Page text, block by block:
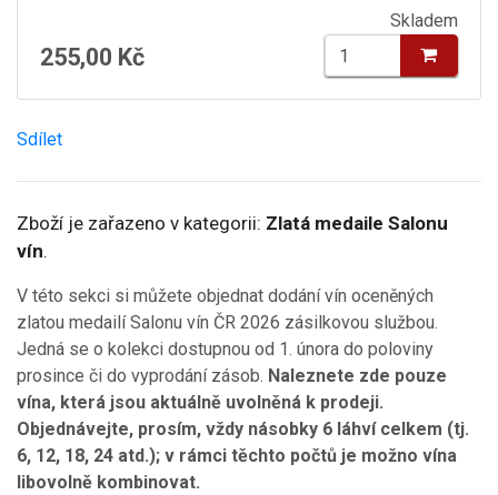
Skladem
255,00 Kč
Sdílet
Zboží je zařazeno v kategorii: Zlatá medaile Salonu
vín.
V této sekci si můžete objednat dodání vín oceněných
zlatou medailí Salonu vín ČR 2026 zásilkovou službou.
Jedná se o kolekci dostupnou od 1. února do poloviny
prosince či do vyprodání zásob. Naleznete zde pouze
vína, která jsou aktuálně uvolněná k prodeji.
Objednávejte, prosím, vždy násobky 6 láhví celkem (tj.
6, 12, 18, 24 atd.); v rámci těchto počtů je možno vína
libovolně kombinovat.